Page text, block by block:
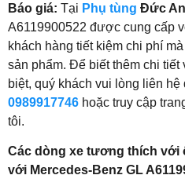
Báo giá: Tại Phụ tùng Đức
A6119900522 được cung cấp
khách hàng tiết kiệm chi phí
sản phẩm. Để biết thêm chi
biệt, quý khách vui lòng liên hệ
0989917746 hoặc truy cập
tôi.
Các dòng xe tương thích với
với Mercedes-Benz GL